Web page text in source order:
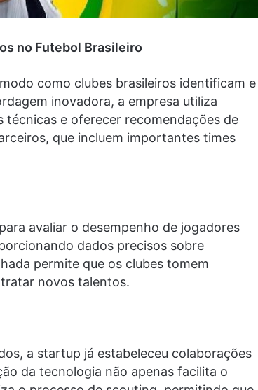
no Futebol Brasileiro
como clubes brasileiros identificam e
inovadora, a empresa utiliza
técnicas e oferecer recomendações de
que incluem importantes times
avaliar o desempenho de jogadores
dados precisos sobre
permite que os clubes tomem
novos talentos.
a startup já estabeleceu colaborações
da tecnologia não apenas facilita o